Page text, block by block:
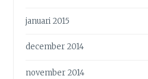
januari 2015
december 2014
november 2014